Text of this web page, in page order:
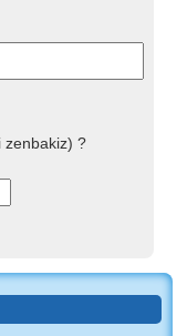
zenbakiz) ?